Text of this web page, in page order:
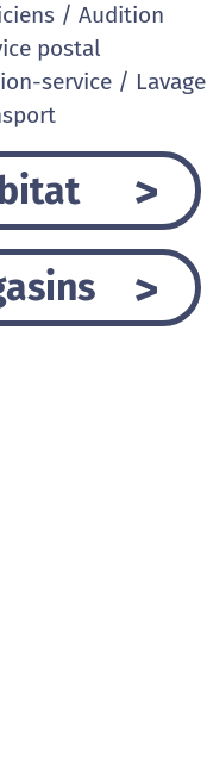
/ Audition
postal
service / Lavage